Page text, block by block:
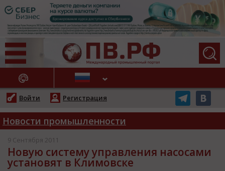
НОВОСТИ
Войти Регистрация
Новости промышленности
9 Сентября 2011
Новую систему управления насосами
установят в Климовске